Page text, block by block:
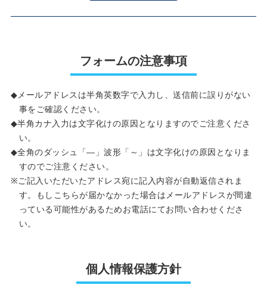
フォームの注意事項
メールアドレスは半角英数字で入力し、送信前に誤りがない
事をご確認ください。
半角カナ入力は文字化けの原因となりますのでご注意くださ
い。
全角のダッシュ「―」波形「～」は文字化けの原因となりま
すのでご注意ください。
ご記入いただいたアドレス宛に記入内容が自動返信されま
す。もしこちらが届かなかった場合はメールアドレスが間違
っている可能性があるためお電話にてお問い合わせくださ
い。
個人情報保護方針